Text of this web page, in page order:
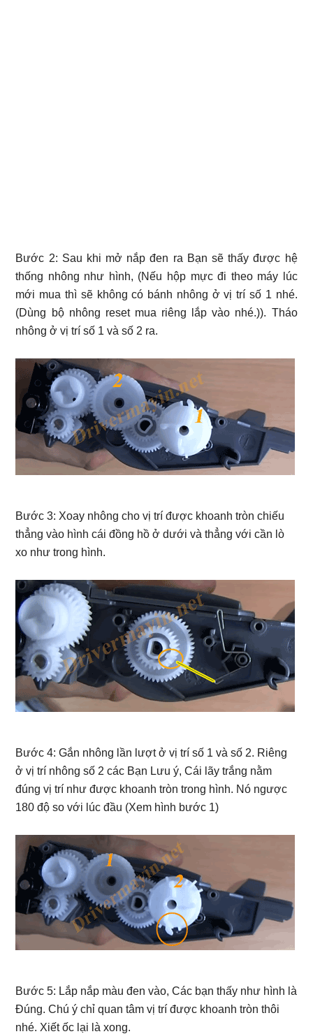
Bước 2: Sau khi mở nắp đen ra Bạn sẽ thấy được hệ
thống nhông như hình, (Nếu hộp mực đi theo máy lúc
mới mua thì sẽ không có bánh nhông ở vị trí số 1 nhé.
(Dùng bộ nhông reset mua riêng lắp vào nhé.)). Tháo
nhông ở vị trí số 1 và số 2 ra.
Bước 3: Xoay nhông cho vị trí được khoanh tròn chiếu
thẳng vào hình cái đồng hồ ở dưới và thẳng với cần lò
xo như trong hình.
Bước 4: Gắn nhông lần lượt ở vị trí số 1 và số 2. Riêng
ở vị trí nhông số 2 các Bạn Lưu ý, Cái lãy trắng nằm
đúng vị trí như được khoanh tròn trong hình. Nó ngược
180 độ so với lúc đầu (Xem hình bước 1)
Bước 5: Lắp nắp màu đen vào, Các bạn thấy như hình là
Đúng. Chú ý chỉ quan tâm vị trí được khoanh tròn thôi
nhé. Xiết ốc lại là xong.